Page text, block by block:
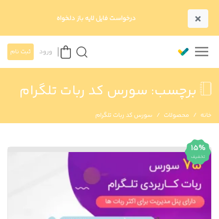
× درخواست فایل لایه باز دلخواه
ورود ثبت نام
برچسب: سورس کد ربات تلگرام
خانه محصولات سورس کد ربات تلگرام
15%
تخفیف